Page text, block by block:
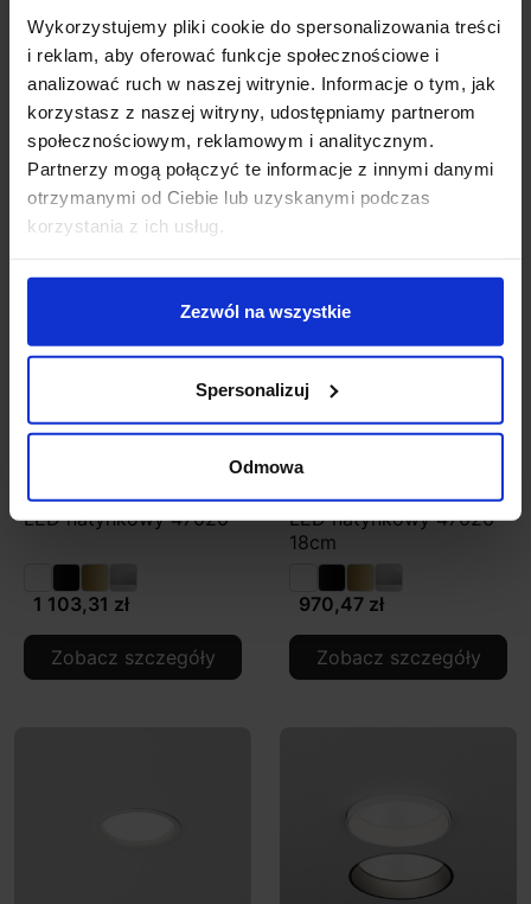
Wykorzystujemy pliki cookie do spersonalizowania treści
i reklam, aby oferować funkcje społecznościowe i
analizować ruch w naszej witrynie. Informacje o tym, jak
korzystasz z naszej witryny, udostępniamy partnerom
społecznościowym, reklamowym i analitycznym.
Partnerzy mogą połączyć te informacje z innymi danymi
otrzymanymi od Ciebie lub uzyskanymi podczas
korzystania z ich usług.
Zezwól na wszystkie
Spersonalizuj
Odmowa
Szczegóły produktu
Zobacz także
AQFORM MIDI RING rim
LED natynkowy 47020
1 103,31 zł
Zobacz szczegóły
AQFORM MINI RING rim
LED natynkowy 47026
18cm
970,47 zł
Zobacz szczegóły